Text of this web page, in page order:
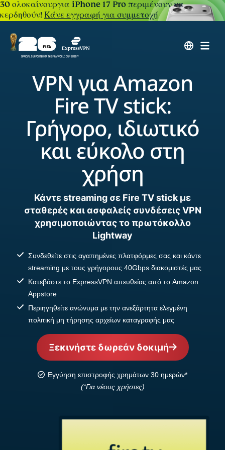
30 ολοκαίνουργια iPhone 17 Pro περιμένουν να
κερδηθούν!Κάνε εγγραφή για συμμετοχή
VPN για Amazon
Fire TV stick:
Γρήγορο, ιδιωτικό
και εύκολο στη
χρήση
Κάντε streaming σε Fire TV stick με
σταθερές και ασφαλείς συνδέσεις VPN
χρησιμοποιώντας το πρωτόκολλο
Lightway
Συνδεθείτε στις αγαπημένες πλατφόρμες σας και κάντε
streaming με τους γρήγορους 40Gbps διακομιστές μας
Κατεβάστε το ExpressVPN απευθείας από το Amazon
Appstore
Περιηγηθείτε ανώνυμα με την ανεξάρτητα ελεγμένη
πολιτική μη τήρησης αρχείων καταγραφής μας
Ξεκινήστε δωρεάν δοκιμή
Εγγύηση επιστροφής χρημάτων 30 ημερών*
(*Για νέους χρήστες)